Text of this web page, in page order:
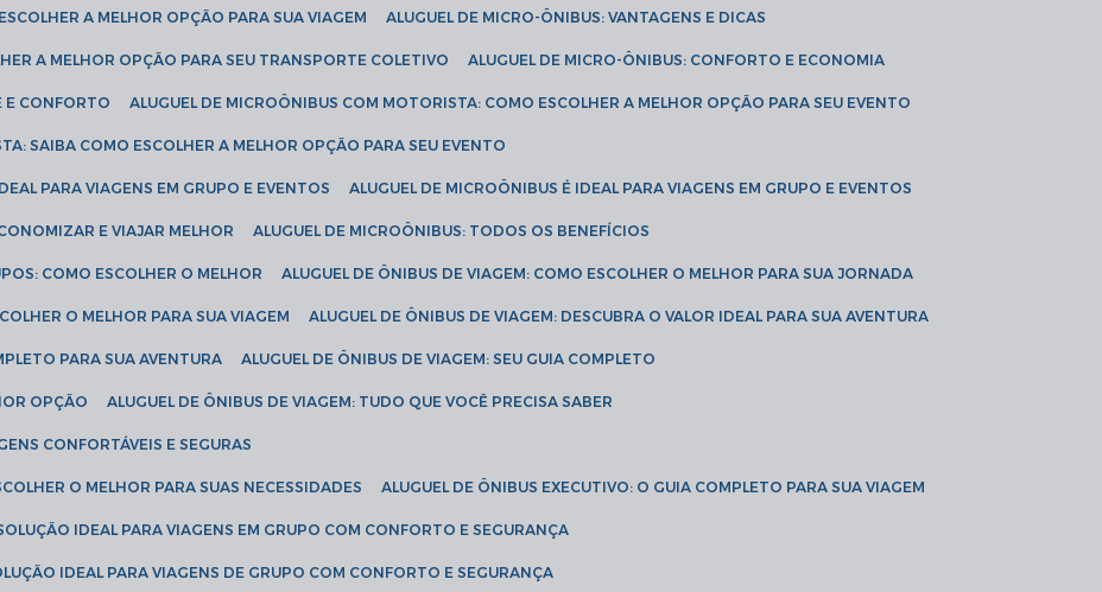
A MELHOR OPÇÃO PARA SUA VIAGEM ALUGUEL DE MICRO-ÔNIBUS: VANTAGENS E DICAS
A MELHOR OPÇÃO PARA SEU TRANSPORTE COLETIVO ALUGUEL DE MICRO-ÔNIBUS: CONFORTO E ECONOMIA
E CONFORTO ALUGUEL DE MICROÔNIBUS COM MOTORISTA: COMO ESCOLHER A MELHOR OPÇÃO PARA SEU EVENTO
SAIBA COMO ESCOLHER A MELHOR OPÇÃO PARA SEU EVENTO
PARA VIAGENS EM GRUPO E EVENTOS ALUGUEL DE MICROÔNIBUS É IDEAL PARA VIAGENS EM GRUPO E EVENTOS
E VIAJAR MELHOR ALUGUEL DE MICROÔNIBUS: TODOS OS BENEFÍCIOS
COMO ESCOLHER O MELHOR ALUGUEL DE ÔNIBUS DE VIAGEM: COMO ESCOLHER O MELHOR PARA SUA JORNADA
O MELHOR PARA SUA VIAGEM ALUGUEL DE ÔNIBUS DE VIAGEM: DESCUBRA O VALOR IDEAL PARA SUA AVENTURA
PARA SUA AVENTURA ALUGUEL DE ÔNIBUS DE VIAGEM: SEU GUIA COMPLETO
OPÇÃO ALUGUEL DE ÔNIBUS DE VIAGEM: TUDO QUE VOCÊ PRECISA SABER
CONFORTÁVEIS E SEGURAS
O MELHOR PARA SUAS NECESSIDADES ALUGUEL DE ÔNIBUS EXECUTIVO: O GUIA COMPLETO PARA SUA VIAGEM
IDEAL PARA VIAGENS EM GRUPO COM CONFORTO E SEGURANÇA
IDEAL PARA VIAGENS DE GRUPO COM CONFORTO E SEGURANÇA